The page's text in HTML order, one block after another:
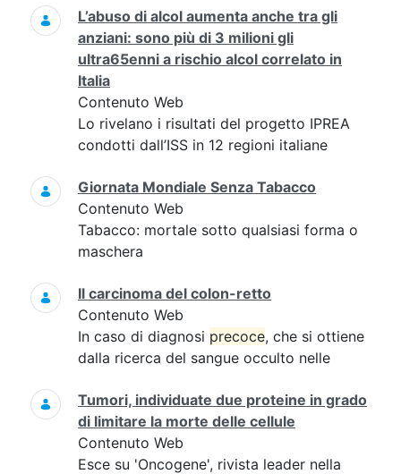
L’abuso di alcol aumenta anche tra gli
anziani: sono più di 3 milioni gli
ultra65enni a rischio alcol correlato in
Italia
Contenuto Web
Lo rivelano i risultati del progetto IPREA
condotti dall’ISS in 12 regioni italiane
Giornata Mondiale Senza Tabacco
Contenuto Web
Tabacco: mortale sotto qualsiasi forma o
maschera
Il carcinoma del colon-retto
Contenuto Web
In caso di diagnosi precoce, che si ottiene
dalla ricerca del sangue occulto nelle
Tumori, individuate due proteine in grado
di limitare la morte delle cellule
Contenuto Web
Esce su 'Oncogene', rivista leader nella